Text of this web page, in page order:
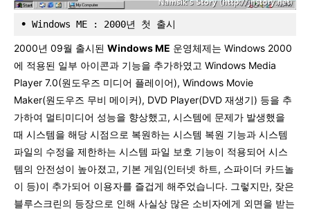
• Windows ME : 2000년 첫 출시
2000년 09월 출시된 Windows ME 운영체제는 Windows 2000
에 적용된 일부 아이콘과 기능을 추가하였고 Windows Media
Player 7.0(원도우즈 미디어 플레이어), Windows Movie
Maker(원도우즈 무비 메이커), DVD Player(DVD 재생기) 등을 추
가하여 멀티미디어 성능을 향상했고, 시스템에 문제가 발생했을
때 시스템을 해당 시점으로 복원하는 시스템 복원 기능과 시스템
파일의 수정을 제한하는 시스템 파일 보호 기능이 적용되어 시스
템의 안전성이 높아졌고, 기본 게임(인터넷 하트, 스파이더 카드놀
이 등)이 추가되어 이용자를 즐겁게 해주었습니다. 그렇지만, 잦은
블루스크린의 등장으로 인해 사실상 많은 소비자에게 외면을 받는